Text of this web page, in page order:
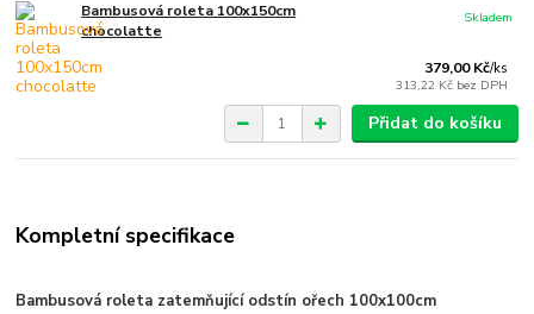
Bambusová roleta 100x150cm
chocolatte
379,00 Kč/ks
313,22 Kč bez DPH
Skladem
Přidat do košíku
Kompletní specifikace
Bambusová roleta zatemňující odstín ořech 100x100cm